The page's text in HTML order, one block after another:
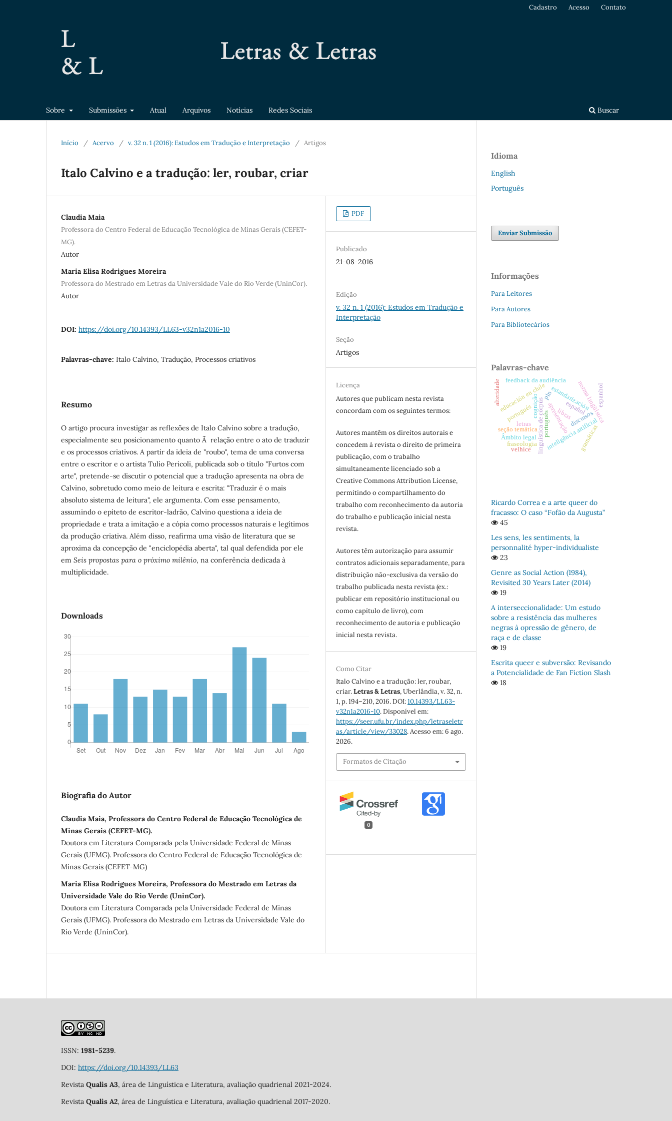
Sobre Submissões Atual Arquivos Notícias Redes Sociais Buscar
Cadastro Acesso Contato
Início / Acervo / v. 32 n. 1 (2016): Estudos em Tradução e Interpretação / Artigos
Italo Calvino e a tradução: ler, roubar, criar
Claudia Maia
Professora do Centro Federal de Educação Tecnológica de Minas Gerais (CEFET-
MG).
Autor
Maria Elisa Rodrigues Moreira
Professora do Mestrado em Letras da Universidade Vale do Rio Verde (UninCor).
Autor
DOI: https://doi.org/10.14393/LL63-v32n1a2016-10
Palavras-chave: Italo Calvino, Tradução, Processos criativos
Resumo
O artigo procura investigar as reflexões de Italo Calvino sobre a tradução,
especialmente seu posicionamento quanto Ã relação entre o ato de traduzir
e os processos criativos. A partir da ideia de "roubo", tema de uma conversa
entre o escritor e o artista Tulio Pericoli, publicada sob o título "Furtos com
arte", pretende-se discutir o potencial que a tradução apresenta na obra de
Calvino, sobretudo como meio de leitura e escrita: "Traduzir é o mais
absoluto sistema de leitura", ele argumenta. Com esse pensamento,
assumindo o epíteto de escritor-ladrão, Calvino questiona a ideia de
propriedade e trata a imitação e a cópia como processos naturais e legítimos
da produção criativa. Além disso, reafirma uma visão de literatura que se
aproxima da concepção de "enciclopédia aberta", tal qual defendida por ele
em Seis propostas para o próximo milênio, na conferência dedicada à
multiplicidade.
Downloads
Biografia do Autor
Claudia Maia, Professora do Centro Federal de Educação Tecnológica de
Minas Gerais (CEFET-MG).
Doutora em Literatura Comparada pela Universidade Federal de Minas
Gerais (UFMG). Professora do Centro Federal de Educação Tecnológica de
Minas Gerais (CEFET-MG)
Maria Elisa Rodrigues Moreira, Professora do Mestrado em Letras da
Universidade Vale do Rio Verde (UninCor).
Doutora em Literatura Comparada pela Universidade Federal de Minas
Gerais (UFMG). Professora do Mestrado em Letras da Universidade Vale do
Rio Verde (UninCor).
PDF
Publicado
21-08-2016
Edição
v. 32 n. 1 (2016): Estudos em Tradução e
Interpretação
Seção
Artigos
Licença
Autores que publicam nesta revista
concordam com os seguintes termos:
Autores mantêm os direitos autorais e
concedem à revista o direito de primeira
publicação, com o trabalho
simultaneamente licenciado sob a
Creative Commons Attribution License,
permitindo o compartilhamento do
trabalho com reconhecimento da autoria
do trabalho e publicação inicial nesta
revista.
Autores têm autorização para assumir
contratos adicionais separadamente, para
distribuição não-exclusiva da versão do
trabalho publicada nesta revista (ex.:
publicar em repositório institucional ou
como capítulo de livro), com
reconhecimento de autoria e publicação
inicial nesta revista.
Como Citar
Italo Calvino e a tradução: ler, roubar,
criar.Letras & Letras, Uberlândia, v. 32, n.
1, p. 194–210, 2016. DOI:10.14393/LL63-
v32n1a2016-10. Disponível em:
https://seer.ufu.br/index.php/letraseletr
as/article/view/33028. Acesso em: 6 ago.
2026.
Formatos de Citação
0
Idioma
English
Português
Enviar Submissão
Informações
Para Leitores
Para Autores
Para Bibliotecários
Palavras-chave
linguística de corpusinteligência artificial
letras apresentação
seção temática
cognição estandarización
educación en chile
gramáticas
norma lingüística
portugués español
português
espanhol
Âmbito legal
feedback da audiência
libras
fraseologia
pln
velhice
alteridade
discursos
Ricardo Correa e a arte queer do
fracasso: O caso “Fofão da Augusta”
45
Les sens, les sentiments, la
personnalité hyper-individualiste
23
Genre as Social Action (1984),
Revisited 30 Years Later (2014)
19
A interseccionalidade: Um estudo
sobre a resistência das mulheres
negras à opressão de gênero, de
raça e de classe
19
Escrita queer e subversão: Revisando
a Potencialidade de Fan Fiction Slash
18
ISSN: 1981-5239.
DOI: https://doi.org/10.14393/LL63
Revista Qualis A3, área de Linguística e Literatura, avaliação quadrienal 2021-2024.
Revista Qualis A2, área de Linguística e Literatura, avaliação quadrienal 2017-2020.